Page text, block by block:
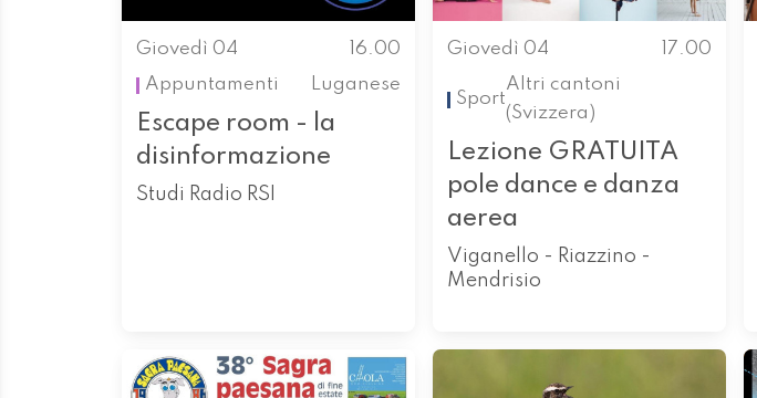
Giovedì 04
16.00
Appuntamenti
Luganese
Escape room - la
disinformazione
Studi Radio RSI
Giovedì 04 17.00
Sport
Altri cantoni
(Svizzera)
Lezione GRATUITA
pole dance e danza
aerea
Viganello - Riazzino -
Mendrisio